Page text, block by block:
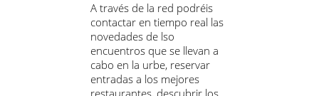
A través de la red podréis
contactar en tiempo real las
novedades de lso
encuentros que se llevan a
cabo en la urbe, reservar
entradas a los mejores
restaurantes, descubrir los